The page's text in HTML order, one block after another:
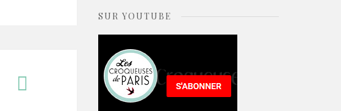
SUR YOUTUBE